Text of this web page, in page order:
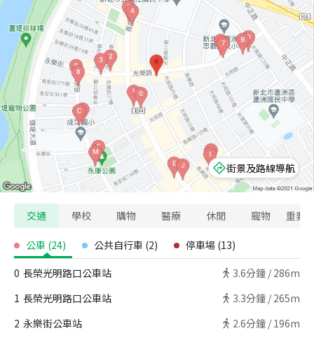
街景及路線導航
交通 學校 購物 醫療 休閒 寵物 重要
公車 (24) 公共自行車 (2) 停車場 (13)
0 長榮光明路口公車站 3.6分鐘 / 286m
1 長榮光明路口公車站 3.3分鐘 / 265m
2 永樂街公車站 2.6分鐘 / 196m